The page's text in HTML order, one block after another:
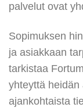
palvelut ovat
Sopimuksen
ja asiakkaan
tarkistaa
yhteyttä heidän
ajankohtaista